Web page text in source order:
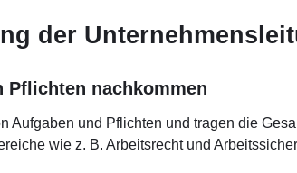
der
Pflichten nachkommen
und Pflichten und tragen die
wie z. B. Arbeitsrecht und